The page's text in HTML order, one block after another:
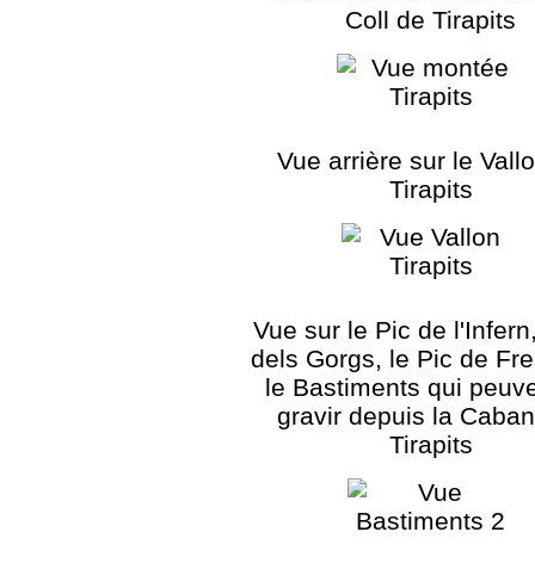
Coll de Tirapits
Vue arrière sur le
Tirapits
Vue sur le Pic de
dels Gorgs, le Pic de
le Bastiments qui
gravir depuis la
Tirapits